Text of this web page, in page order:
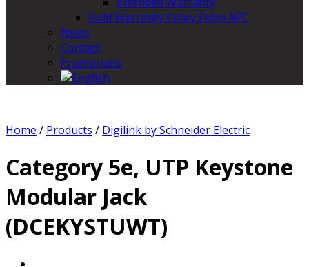
Gold Warranty Policy From APC
News
Contact
Promotions
Home / Products / Digilink by Schneider Electric
Category 5e, UTP Keystone
Modular Jack
(DCEKYSTUWT)